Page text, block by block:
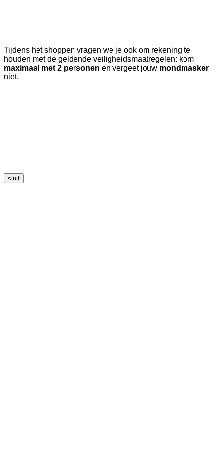
Tijdens het shoppen vragen we je ook om rekening te
houden met de geldende veiligheidsmaatregelen: kom
maximaal met 2 personen en vergeet jouw mondmasker
niet.
sluit